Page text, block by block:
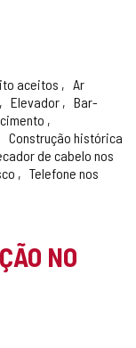
aceitos
Ar
Elevador
Bar-
Construção histórica
de cabelo nos
Telefone nos
NO